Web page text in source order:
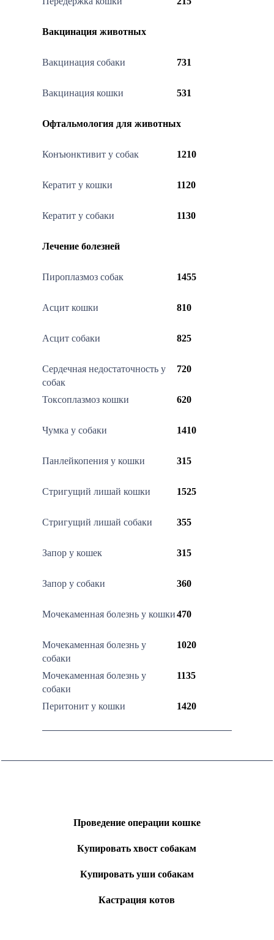
Вакцинация животных
Вакцинация собаки 731
Вакцинация кошки 531
Офтальмология для животных
Конъюнктивит у собак 1210
Кератит у кошки 1120
Кератит у собаки 1130
Лечение болезней
Пироплазмоз собак 1455
Асцит кошки 810
Асцит собаки 825
Сердечная недостаточность у
собак
720
Токсоплазмоз кошки 620
Чумка у собаки 1410
Панлейкопения у кошки 315
Стригущий лишай кошки 1525
Стригущий лишай собаки 355
Запор у кошек 315
Запор у собаки 360
Мочекаменная болезнь у кошки470
Мочекаменная болезнь у
собаки
1020
Мочекаменная болезнь у
собаки
1135
Перитонит у кошки 1420
Проведение операции кошке
Купировать хвост собакам
Купировать уши собакам
Кастрация котов